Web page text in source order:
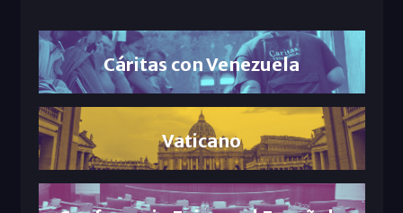
Cáritas con Venezuela
Vaticano